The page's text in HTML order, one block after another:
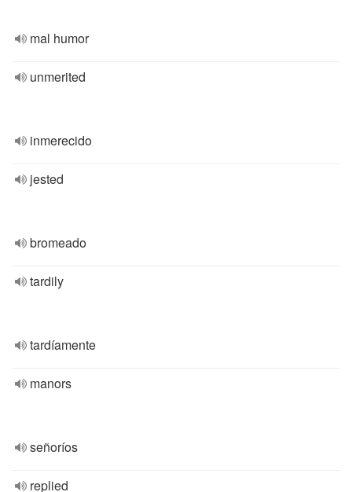
mal humor
unmerited
inmerecido
jested
bromeado
tardily
tardíamente
manors
señoríos
replied